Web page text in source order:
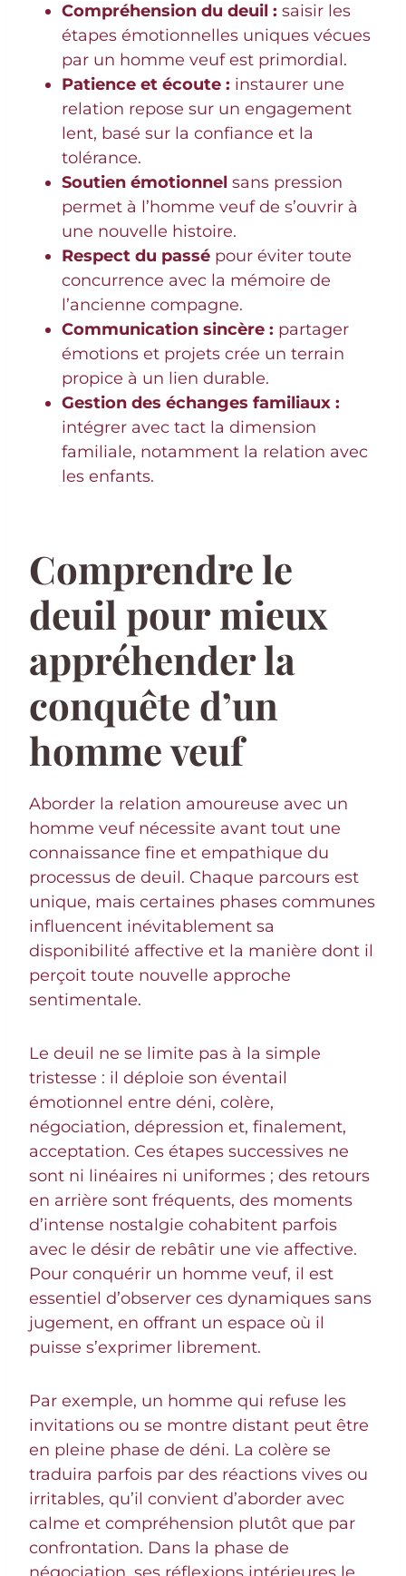
Compréhension du deuil : saisir les
étapes émotionnelles uniques vécues
par un homme veuf est primordial.
Patience et écoute : instaurer une
relation repose sur un engagement
lent, basé sur la confiance et la
tolérance.
Soutien émotionnel sans pression
permet à l’homme veuf de s’ouvrir à
une nouvelle histoire.
Respect du passé pour éviter toute
concurrence avec la mémoire de
l’ancienne compagne.
Communication sincère : partager
émotions et projets crée un terrain
propice à un lien durable.
Gestion des échanges familiaux :
intégrer avec tact la dimension
familiale, notamment la relation avec
les enfants.
Comprendre le
deuil pour mieux
appréhender la
conquête d’un
homme veuf
Aborder la relation amoureuse avec un
homme veuf nécessite avant tout une
connaissance fine et empathique du
processus de deuil. Chaque parcours est
unique, mais certaines phases communes
influencent inévitablement sa
disponibilité affective et la manière dont il
perçoit toute nouvelle approche
sentimentale.
Le deuil ne se limite pas à la simple
tristesse : il déploie son éventail
émotionnel entre déni, colère,
négociation, dépression et, finalement,
acceptation. Ces étapes successives ne
sont ni linéaires ni uniformes ; des retours
en arrière sont fréquents, des moments
d’intense nostalgie cohabitent parfois
avec le désir de rebâtir une vie affective.
Pour conquérir un homme veuf, il est
essentiel d’observer ces dynamiques sans
jugement, en offrant un espace où il
puisse s’exprimer librement.
Par exemple, un homme qui refuse les
invitations ou se montre distant peut être
en pleine phase de déni. La colère se
traduira parfois par des réactions vives ou
irritables, qu’il convient d’aborder avec
calme et compréhension plutôt que par
confrontation. Dans la phase de